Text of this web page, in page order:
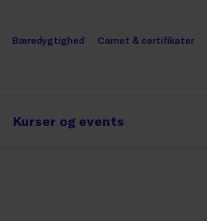
Bæredygtighed Carnet & certifikater
Kurser og events